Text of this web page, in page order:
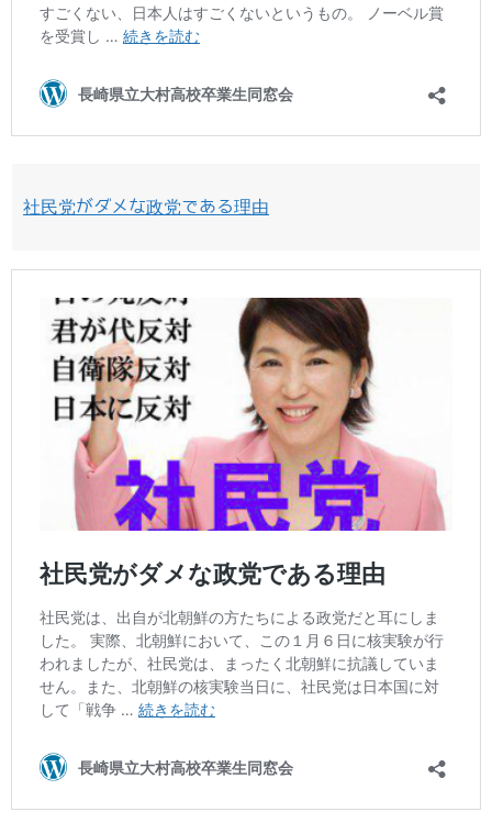
社民党がダメな政党である理由